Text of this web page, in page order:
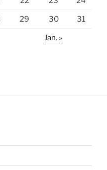
29 30 31
Jan. »